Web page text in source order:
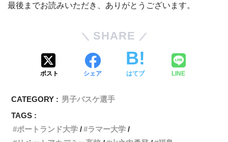
最後までお読みいただき、ありがとうございます。
SHARE
ポスト シェア はてブ LINE
CATEGORY : 男子バスケ選手
TAGS :
ポートランド大学
ラマー大学